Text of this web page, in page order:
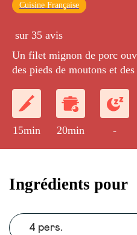
Cuisine Française
sur 35 avis
Un filet mignon de porc
des pieds de moutons et
15min 20min -
Ingrédients pour
4 pers.